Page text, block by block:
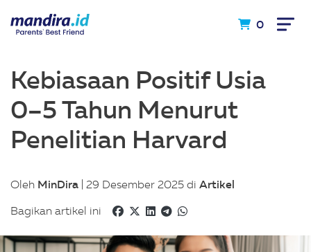
0
Kebiasaan Positif Usia
0–5 Tahun Menurut
Penelitian Harvard
Oleh MinDira | 29 Desember 2025 di Artikel
Bagikan artikel ini